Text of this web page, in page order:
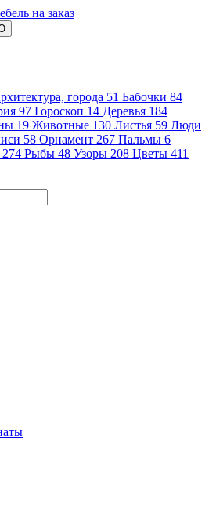
на заказ
города 51 Бабочки 84
97 Гороскоп 14 Деревья 184
19 Животные 130 Листья 59 Люди
58 Орнамент 267 Пальмы 6
274 Рыбы 48 Узоры 208 Цветы 411